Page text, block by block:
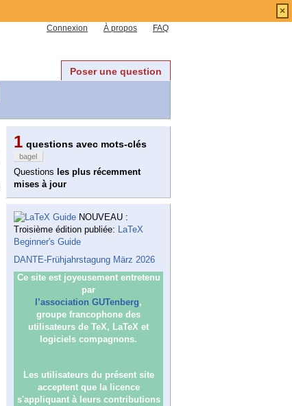
Connexion À propos FAQ
Poser une question
1 questions avec mots-clés
bagel
Questions les plus récemment
mises à jour
NOUVEAU :
Troisième édition publiée: LaTeX
Beginner's Guide
DANTE-Frühjahrstagung März 2026
Ce site est joyeusement entretenu
par
l’association GUTenberg,
groupe francophone des
utilisateurs de TeX, LaTeX et
logiciels compagnons.
Les utilisateurs du présent site
acceptent que la licence
s'appliquant à leurs contributions
×